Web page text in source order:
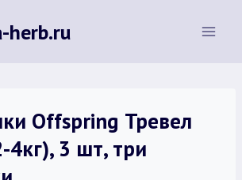
herb.ru
Offspring Тревел
4кг), 3 шт, три